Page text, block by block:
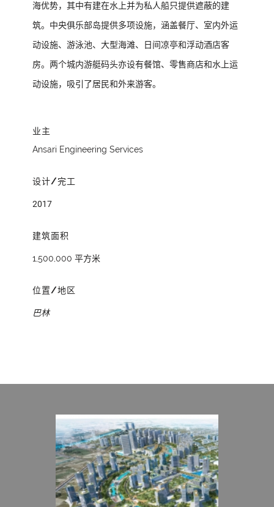
海优势，其中有建在水上并为私人船只提供遮蔽的建
筑。中央俱乐部岛提供多项设施，涵盖餐厅、室内外运
动设施、游泳池、大型海滩、日间凉亭和浮动酒店客
房。两个城内游艇码头亦设有餐馆、零售商店和水上运
动设施，吸引了居民和外来游客。
业主
Ansari Engineering Services
设计/完工
2017
建筑面积
1,500,000 平方米
位置/地区
巴林